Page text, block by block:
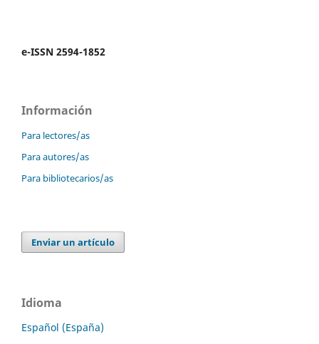
e-ISSN 2594-1852
Información
Para lectores/as
Para autores/as
Para bibliotecarios/as
Enviar un artículo
Idioma
Español (España)